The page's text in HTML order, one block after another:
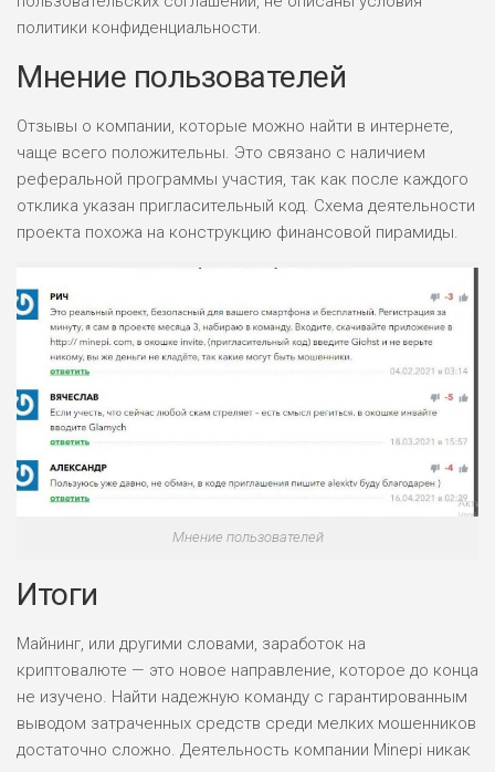
политики конфиденциальности.
Мнение пользователей
Отзывы о компании, которые можно найти в интернете,
чаще всего положительны. Это связано с наличием
реферальной программы участия, так как после каждого
отклика указан пригласительный код. Схема деятельности
проекта похожа на конструкцию финансовой пирамиды.
Мнение пользователей
Итоги
Майнинг, или другими словами, заработок на
криптовалюте — это новое направление, которое до конца
не изучено. Найти надежную команду с гарантированным
выводом затраченных средств среди мелких мошенников
достаточно сложно. Деятельность компании Minepi никак